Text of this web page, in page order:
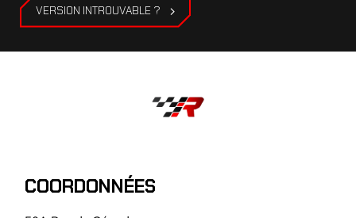
VERSION INTROUVABLE ?
COORDONNÉES